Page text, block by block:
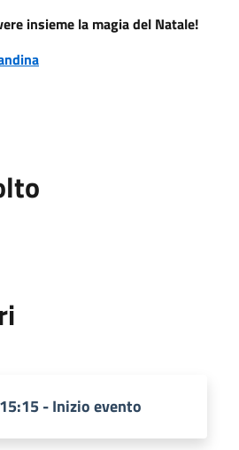
insieme la magia del Natale!
15:15 - Inizio evento